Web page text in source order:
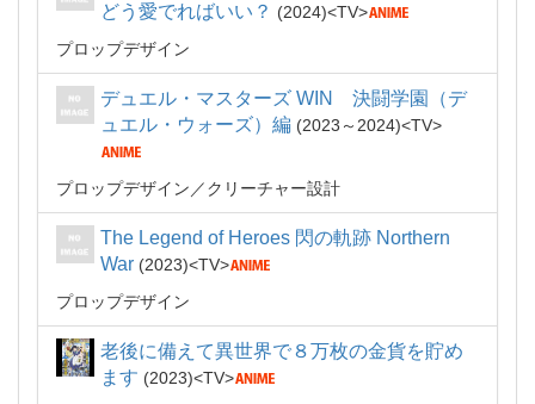
どう愛でればいい？
2024
TV
プロップデザイン
デュエル・マスターズ WIN 決闘学園（デ
ュエル・ウォーズ）編
2023～2024 TV
プロップデザイン クリーチャー設計
The Legend of Heroes 閃の軌跡 Northern
War
2023
TV
プロップデザイン
老後に備えて異世界で８万枚の金貨を貯め
ます
2023
TV